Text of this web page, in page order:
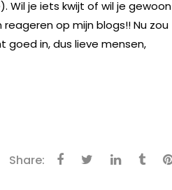
je iets kwijt of wil je gewoon
reageren op mijn blogs!! Nu zou
goed in, dus lieve mensen,
Share: